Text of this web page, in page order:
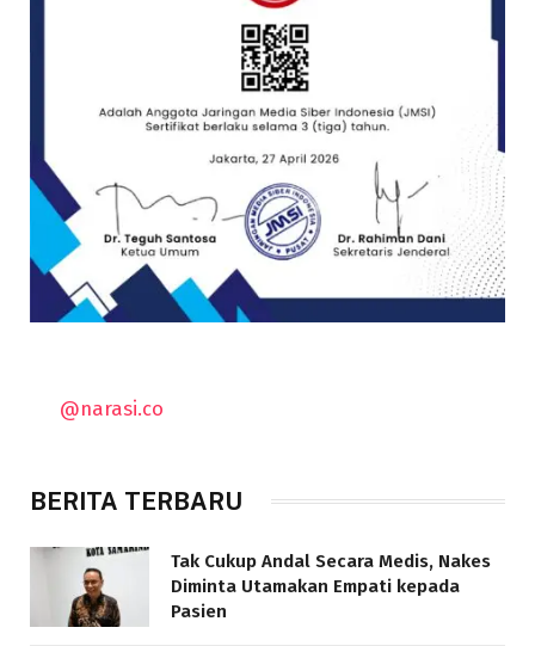
@narasi.co
BERITA TERBARU
Tak Cukup Andal Secara Medis, Nakes
Diminta Utamakan Empati kepada
Pasien